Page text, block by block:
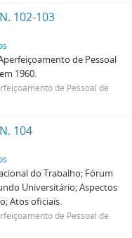
102-103
de Pessoal
1960.
de Pessoal de
104
do Trabalho; Fórum
Universitário; Aspectos
Atos oficiais.
de Pessoal de